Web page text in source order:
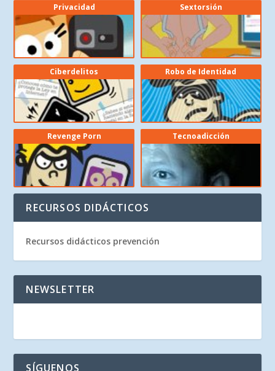
Privacidad Sextorsión
Ciberdelitos Robo de Identidad
Revenge Porn Tecnoadicción
RECURSOS DIDÁCTICOS
Recursos didácticos prevención
NEWSLETTER
SÍGUENOS